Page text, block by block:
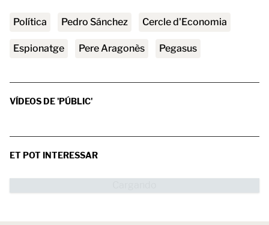
Política Pedro Sánchez Cercle d'Economia
espionatge Pere Aragonès Pegasus
VÍDEOS DE 'PÚBLIC'
ET POT INTERESSAR